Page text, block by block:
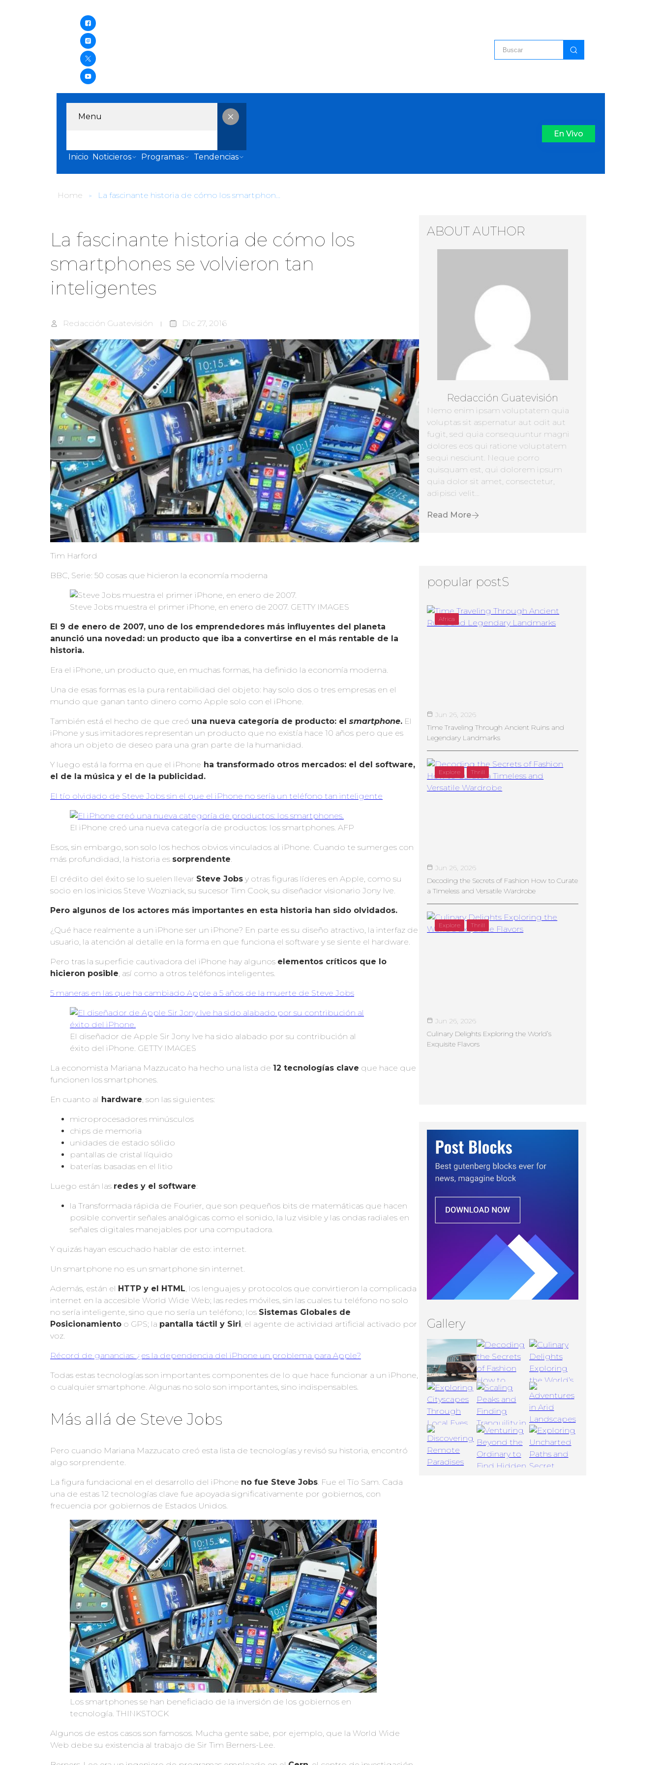
Menu
Inicio Noticieros Programas Tendencias
En Vivo
Home La fascinante historia de cómo los smartphones se volvieron tan inteligentes
La fascinante historia de cómo los
smartphones se volvieron tan
inteligentes
Redacción Guatevisión Dic 27, 2016
Tim Harford
BBC, Serie: 50 cosas que hicieron la economía moderna
Steve Jobs muestra el primer iPhone, en enero de 2007. GETTY IMAGES
El 9 de enero de 2007, uno de los emprendedores más influyentes del planeta
anunció una novedad: un producto que iba a convertirse en el más rentable de la
historia.
Era el iPhone, un producto que, en muchas formas, ha definido la economía moderna.
Una de esas formas es la pura rentabilidad del objeto: hay solo dos o tres empresas en el
mundo que ganan tanto dinero como Apple solo con el iPhone.
También está el hecho de que creó una nueva categoría de producto: el smartphone. El
iPhone y sus imitadores representan un producto que no existía hace 10 años pero que es
ahora un objeto de deseo para una gran parte de la humanidad.
Y luego está la forma en que el iPhone ha transformado otros mercados: el del software,
el de la música y el de la publicidad.
El tío olvidado de Steve Jobs sin el que el iPhone no sería un teléfono tan inteligente
El iPhone creó una nueva categoría de productos: los smartphones. AFP
Esos, sin embargo, son solo los hechos obvios vinculados al iPhone. Cuando te sumerges con
más profundidad, la historia es sorprendente.
El crédito del éxito se lo suelen llevar Steve Jobs y otras figuras líderes en Apple, como su
socio en los inicios Steve Wozniack, su sucesor Tim Cook, su diseñador visionario Jony Ive.
Pero algunos de los actores más importantes en esta historia han sido olvidados.
¿Qué hace realmente a un iPhone ser un iPhone? En parte es su diseño atractivo, la interfaz de
usuario, la atención al detalle en la forma en que funciona el software y se siente el hardware.
Pero tras la superficie cautivadora del iPhone hay algunos elementos críticos que lo
hicieron posible, así como a otros teléfonos inteligentes.
5 maneras en las que ha cambiado Apple a 5 años de la muerte de Steve Jobs
El diseñador de Apple Sir Jony Ive ha sido alabado por su contribución al
éxito del iPhone. GETTY IMAGES
La economista Mariana Mazzucato ha hecho una lista de 12 tecnologías clave que hace que
funcionen los smartphones.
En cuanto al hardware, son las siguientes:
microprocesadores minúsculos
chips de memoria
unidades de estado sólido
pantallas de cristal líquido
baterías basadas en el litio
Luego están las redes y el software:
la Transformada rápida de Fourier, que son pequeños bits de matemáticas que hacen
posible convertir señales analógicas como el sonido, la luz visible y las ondas radiales en
señales digitales manejables por una computadora.
Y quizás hayan escuchado hablar de esto: internet.
Un smartphone no es un smartphone sin internet.
Además, están el HTTP y el HTML, los lenguajes y protocolos que convirtieron la complicada
internet en la accesible World Wide Web; las redes móviles, sin las cuales tu teléfono no solo
no sería inteligente, sino que no sería un teléfono; los Sistemas Globales de
Posicionamiento o GPS; la pantalla táctil y Siri, el agente de actividad artificial activado por
voz.
Récord de ganancias: ¿es la dependencia del iPhone un problema para Apple?
Todas estas tecnologías son importantes componentes de lo que hace funcionar a un iPhone,
o cualquier smartphone. Algunas no solo son importantes, sino indispensables.
Más allá de Steve Jobs
Pero cuando Mariana Mazzucato creó esta lista de tecnologías y revisó su historia, encontró
algo sorprendente.
La figura fundacional en el desarrollo del iPhone no fue Steve Jobs. Fue el Tío Sam. Cada
una de estas 12 tecnologías clave fue apoyada significativamente por gobiernos, con
frecuencia por gobiernos de Estados Unidos.
Los smartphones se han beneficiado de la inversión de los gobiernos en
tecnología. THINKSTOCK
Algunos de estos casos son famosos. Mucha gente sabe, por ejemplo, que la World Wide
Web debe su existencia al trabajo de Sir Tim Berners-Lee.
ABOUT AUTHOR
Redacción Guatevisión
Nemo enim ipsam voluptatem quia
voluptas sit aspernatur aut odit aut
fugit, sed quia consequuntur magni
dolores eos qui ratione voluptatem
sequi nesciunt. Neque porro
quisquam est, qui dolorem ipsum
quia dolor sit amet, consectetur,
adipisci velit...
Read More
popular postS
Africa
Jun 26, 2026
Time Traveling Through Ancient Ruins and
Legendary Landmarks
Explore Thrill
Jun 26, 2026
Decoding the Secrets of Fashion How to Curate
a Timeless and Versatile Wardrobe
Explore Thrill
Jun 26, 2026
Culinary Delights Exploring the World’s
Exquisite Flavors
Gallery